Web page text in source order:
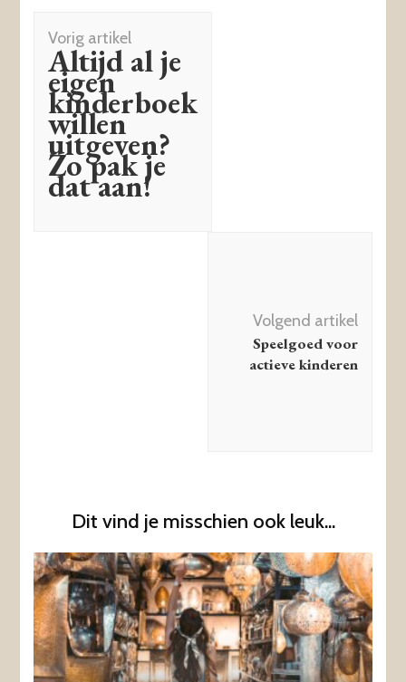
Berichtnavigatie
Vorig artikel
Altijd al je
eigen
kinderboek
willen
uitgeven?
Zo pak je
dat aan!
Volgend artikel
Speelgoed voor
actieve kinderen
Dit vind je misschien ook leuk...